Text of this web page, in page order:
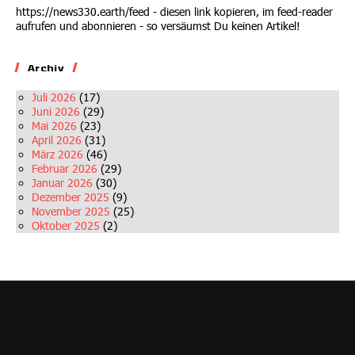
https://news330.earth/feed - diesen link kopieren, im feed-reader
aufrufen und abonnieren - so versäumst Du keinen Artikel!
Archiv
Juli 2026 (17)
Juni 2026 (29)
Mai 2026 (23)
April 2026 (31)
März 2026 (46)
Februar 2026 (29)
Januar 2026 (30)
Dezember 2025 (9)
November 2025 (25)
Oktober 2025 (2)